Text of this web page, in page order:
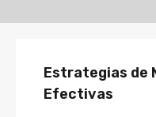
Estrategias de
Efectivas